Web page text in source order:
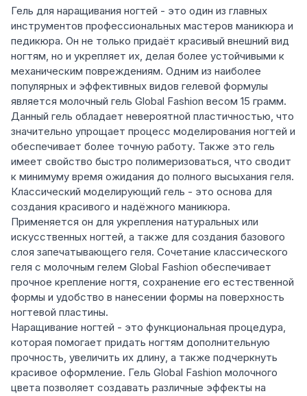
Гель для наращивания ногтей - это один из главных
инструментов профессиональных мастеров маникюра и
педикюра. Он не только придаёт красивый внешний вид
ногтям, но и укрепляет их, делая более устойчивыми к
механическим повреждениям. Одним из наиболее
популярных и эффективных видов гелевой формулы
является молочный гель Global Fashion весом 15 грамм.
Данный гель обладает невероятной пластичностью, что
значительно упрощает процесс моделирования ногтей и
обеспечивает более точную работу. Также это гель
имеет свойство быстро полимеризоваться, что сводит
к минимуму время ожидания до полного высыхания геля.
Классический моделирующий гель - это основа для
создания красивого и надёжного маникюра.
Применяется он для укрепления натуральных или
искусственных ногтей, а также для создания базового
слоя запечатывающего геля. Сочетание классического
геля с молочным гелем Global Fashion обеспечивает
прочное крепление ногтя, сохранение его естественной
формы и удобство в нанесении формы на поверхность
ногтевой пластины.
Наращивание ногтей - это функциональная процедура,
которая помогает придать ногтям дополнительную
прочность, увеличить их длину, а также подчеркнуть
красивое оформление. Гель Global Fashion молочного
цвета позволяет создавать различные эффекты на